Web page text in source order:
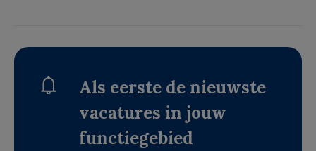
Als eerste de nieuwste
vacatures in jouw
functiegebied